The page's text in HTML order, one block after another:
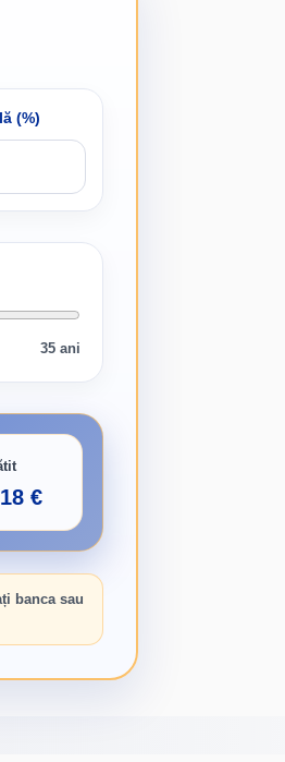
(%)
35 ani
€
banca sau